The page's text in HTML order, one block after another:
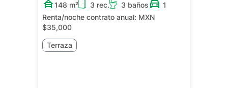
148 m²
3 rec. 3 baños
1
Renta/noche contrato anual: MXN
$35,000
Terraza